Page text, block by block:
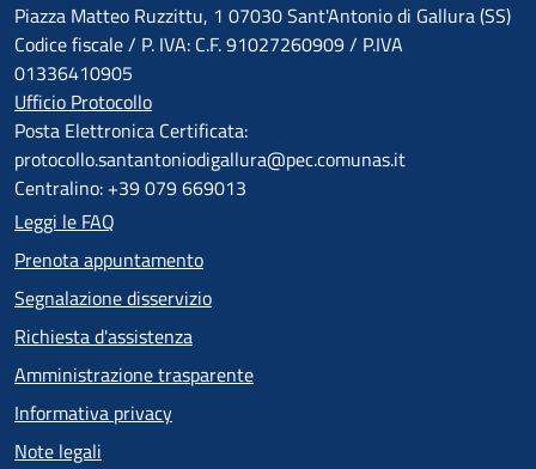
Piazza Matteo Ruzzittu, 1 07030 Sant'Antonio di Gallura (SS)
Codice fiscale / P. IVA: C.F. 91027260909 / P.IVA
01336410905
Ufficio Protocollo
Posta Elettronica Certificata:
protocollo.santantoniodigallura@pec.comunas.it
Centralino: +39 079 669013
Leggi le FAQ
Prenota appuntamento
Segnalazione disservizio
Richiesta d'assistenza
Amministrazione trasparente
Informativa privacy
Note legali